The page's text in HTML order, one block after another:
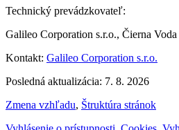
Technický prevádzkovateľ:
Galileo Corporation s.r.o., Čierna
Kontakt: Galileo Corporation s.r.o.
Posledná aktualizácia: 7. 8. 2026
Zmena vzhľadu, Štruktúra stránok